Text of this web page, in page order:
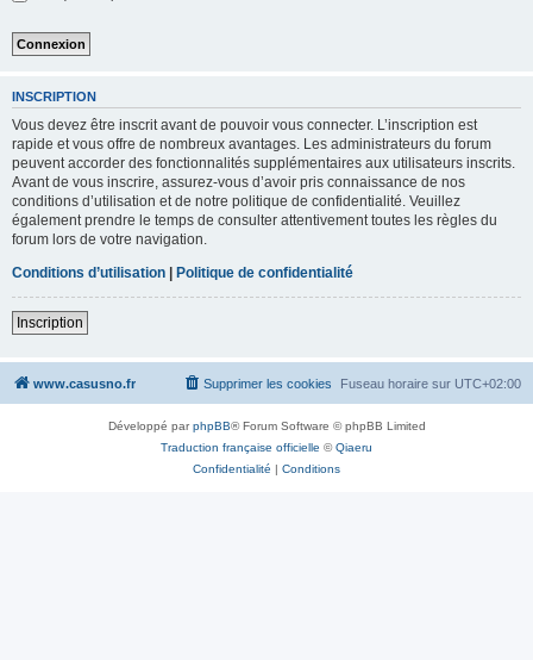
INSCRIPTION
Vous devez être inscrit avant de pouvoir vous connecter. L’inscription est
rapide et vous offre de nombreux avantages. Les administrateurs du forum
peuvent accorder des fonctionnalités supplémentaires aux utilisateurs inscrits.
Avant de vous inscrire, assurez-vous d’avoir pris connaissance de nos
conditions d’utilisation et de notre politique de confidentialité. Veuillez
également prendre le temps de consulter attentivement toutes les règles du
forum lors de votre navigation.
Conditions d’utilisation | Politique de confidentialité
Inscription
www.casusno.fr Fuseau horaire sur UTC+02:00
Supprimer les cookies
Développé parphpBB® Forum Software © phpBB Limited
Traduction française officielle ©Qiaeru
Confidentialité | Conditions